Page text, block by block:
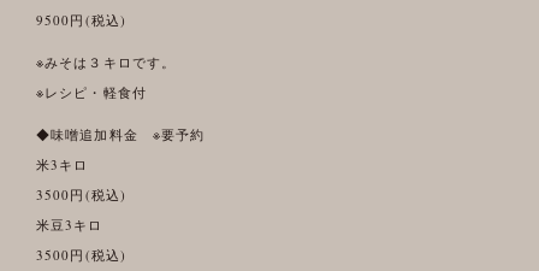
9500円(税込)
※みそは３キロです。
※レシピ・軽食付
◆味噌追加料金 ※要予約
米3キロ
3500円(税込)
米豆3キロ
3500円(税込)